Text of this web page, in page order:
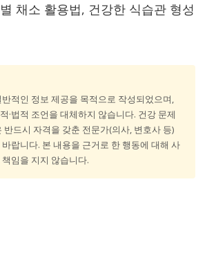
채소 활용법, 건강한 식습관 형성
적인 정보 제공을 목적으로 작성되었으며,
·법적 조언을 대체하지 않습니다. 건강 문제
반드시 자격을 갖춘 전문가(의사, 변호사 등)
랍니다. 본 내용을 근거로 한 행동에 대해 사
임을 지지 않습니다.